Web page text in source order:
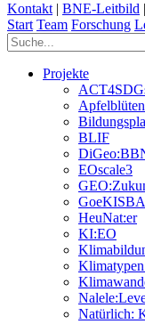
Kontakt | BNE-Leitbild |
Start Team Forschung
Projekte
BLIF
EOscale3
GoeKISBA
HeuNat:er
KI:EO
Natürlich: